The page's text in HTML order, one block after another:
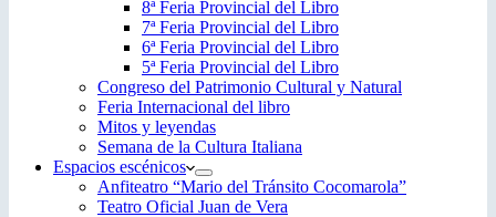
8ª Feria Provincial del Libro
7ª Feria Provincial del Libro
6ª Feria Provincial del Libro
5ª Feria Provincial del Libro
Congreso del Patrimonio Cultural y Natural
Feria Internacional del libro
Mitos y leyendas
Semana de la Cultura Italiana
Espacios escénicos
Anfiteatro “Mario del Tránsito Cocomarola”
Teatro Oficial Juan de Vera